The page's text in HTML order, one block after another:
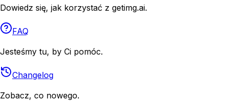
Dowiedz się, jak korzystać z getimg.ai.
FAQ
Jesteśmy tu, by Ci pomóc.
Changelog
Zobacz, co nowego.